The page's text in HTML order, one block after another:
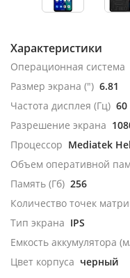
Характеристики
Операционная система
Размер экрана (") 6.81
Частота дисплея (Гц) 60
Разрешение экрана
Процессор Mediatek
Объем оперативной
Память (Гб) 256
Количество точек
Тип экрана IPS
Емкость аккумулятора
Цвет корпуса черный